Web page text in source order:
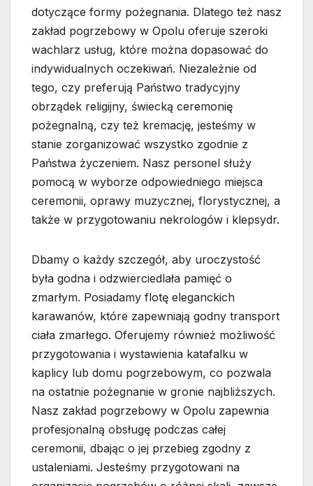
dotyczące formy pożegnania. Dlatego też nasz
zakład pogrzebowy w Opolu oferuje szeroki
wachlarz usług, które można dopasować do
indywidualnych oczekiwań. Niezależnie od
tego, czy preferują Państwo tradycyjny
obrządek religijny, świecką ceremonię
pożegnalną, czy też kremację, jesteśmy w
stanie zorganizować wszystko zgodnie z
Państwa życzeniem. Nasz personel służy
pomocą w wyborze odpowiedniego miejsca
ceremonii, oprawy muzycznej, florystycznej, a
także w przygotowaniu nekrologów i klepsydr.
Dbamy o każdy szczegół, aby uroczystość
była godna i odzwierciedlała pamięć o
zmarłym. Posiadamy flotę eleganckich
karawanów, które zapewniają godny transport
ciała zmarłego. Oferujemy również możliwość
przygotowania i wystawienia katafalku w
kaplicy lub domu pogrzebowym, co pozwala
na ostatnie pożegnanie w gronie najbliższych.
Nasz zakład pogrzebowy w Opolu zapewnia
profesjonalną obsługę podczas całej
ceremonii, dbając o jej przebieg zgodny z
ustaleniami. Jesteśmy przygotowani na